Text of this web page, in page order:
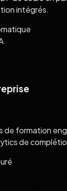
intégrés.
de formation
de